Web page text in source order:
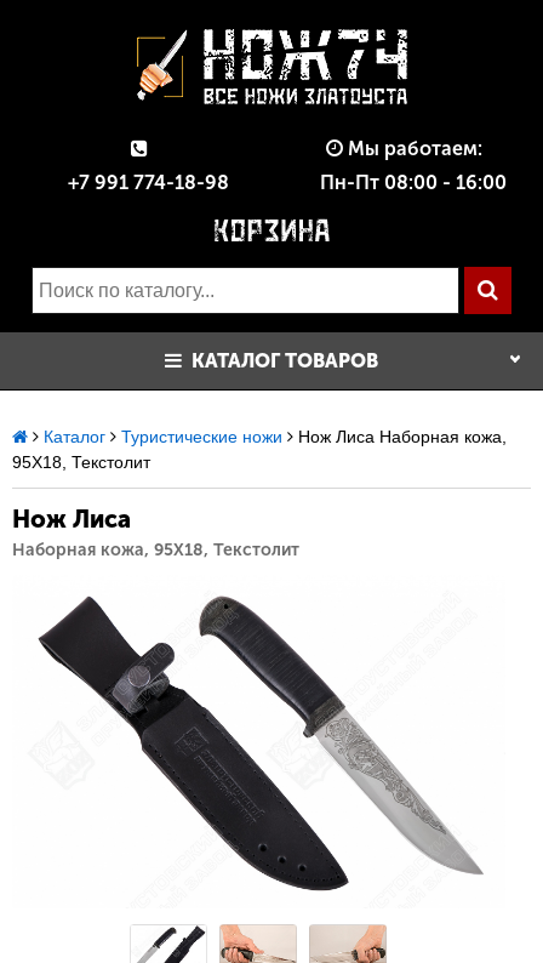
+7 991 774-18-98
Мы работаем:
Пн-Пт 08:00 - 16:00
КАТАЛОГ ТОВАРОВ
Каталог Туристические ножи
Нож Лиса Наборная кожа,
95Х18, Текстолит
Нож Лиса
Наборная кожа, 95Х18, Текстолит